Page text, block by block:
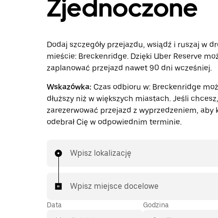
Zjednoczone
Dodaj szczegóły przejazdu, wsiądź i ruszaj w
mieście: Breckenridge. Dzięki Uber Reserve
zaplanować przejazd nawet 90 dni wcześniej.
Wskazówka: Czas odbioru w: Breckenridge
dłuższy niż w większych miastach. Jeśli
zarezerwować przejazd z wyprzedzeniem, aby
odebrał Cię w odpowiednim terminie.
Wpisz lokalizację
Wpisz miejsce docelowe
Data Godzina